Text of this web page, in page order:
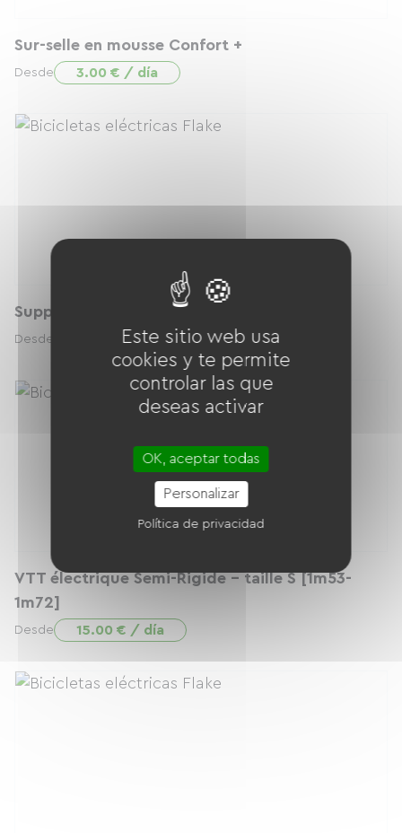
Sur-selle en mousse Confort +
Desde 3.00 € / día
Support téléphone guidon
Desde 2.00 € / día
VTT électrique Semi-Rigide - taille S [1m53-
1m72]
Desde 15.00 € / día
Este sitio web usa
cookies y te permite
controlar las que
deseas activar
OK, aceptar todas
Personalizar
Política de privacidad